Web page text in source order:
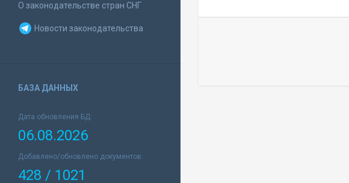
О законодательстве стран СНГ
Новости законодательства
БАЗА ДАННЫХ
Дата обновления БД:
06.08.2026
Добавлено/обновлено документов:
428 / 1021